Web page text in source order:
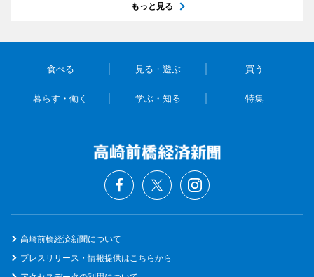
もっと見る
食べる 見る・遊ぶ 買う
暮らす・働く 学ぶ・知る 特集
高崎前橋経済新聞について
プレスリリース・情報提供はこちらから